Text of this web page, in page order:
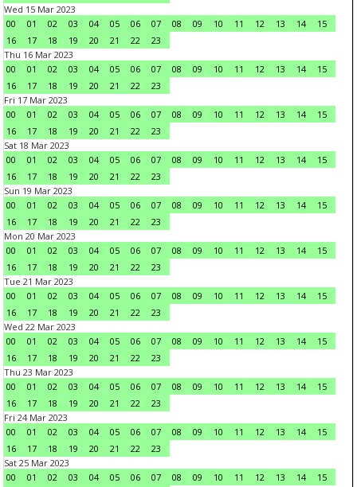
Wed 15 Mar 2023
00
01 02 03 04 05 06 07 08 09 10 11 12 13 14
15
16
17 18 19 20 21 22
23
Thu 16 Mar 2023
00
01 02 03 04 05 06 07 08 09 10 11 12 13 14
15
16
17 18 19 20 21 22
23
Fri 17 Mar 2023
00
01 02 03 04 05 06 07 08 09 10 11 12 13 14
15
16
17 18 19 20 21 22
23
Sat 18 Mar 2023
00
01 02 03 04 05 06 07 08 09 10 11 12 13 14
15
16
17 18 19 20 21 22
23
Sun 19 Mar 2023
00
01 02 03 04 05 06 07 08 09 10 11 12 13 14
15
16
17 18 19 20 21 22
23
Mon 20 Mar 2023
00
01 02 03 04 05 06 07 08 09 10 11 12 13 14
15
16
17 18 19 20 21 22
23
Tue 21 Mar 2023
00
01 02 03 04 05 06 07 08 09 10 11 12 13 14
15
16
17 18 19 20 21 22
23
Wed 22 Mar 2023
00
01 02 03 04 05 06 07 08 09 10 11 12 13 14
15
16
17 18 19 20 21 22
23
Thu 23 Mar 2023
00
01 02 03 04 05 06 07 08 09 10 11 12 13 14
15
16
17 18 19 20 21 22
23
Fri 24 Mar 2023
00
01 02 03 04 05 06 07 08 09 10 11 12 13 14
15
16
17 18 19 20 21 22
23
Sat 25 Mar 2023
00
01 02 03 04 05 06 07 08 09 10 11 12 13 14
15